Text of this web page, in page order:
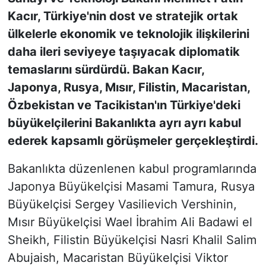
Kacır, Türkiye'nin dost ve stratejik ortak
ülkelerle ekonomik ve teknolojik ilişkilerini
daha ileri seviyeye taşıyacak diplomatik
temaslarını sürdürdü. Bakan Kacır,
Japonya, Rusya, Mısır, Filistin, Macaristan,
Özbekistan ve Tacikistan'ın Türkiye'deki
büyükelçilerini Bakanlıkta ayrı ayrı kabul
ederek kapsamlı görüşmeler gerçekleştirdi.
Bakanlıkta düzenlenen kabul programlarında
Japonya Büyükelçisi Masami Tamura, Rusya
Büyükelçisi Sergey Vasilievich Vershinin,
Mısır Büyükelçisi Wael İbrahim Ali Badawi el
Sheikh, Filistin Büyükelçisi Nasri Khalil Salim
Abujaish, Macaristan Büyükelçisi Viktor
KONGRE HABERLERİ
KONGRE TAKVİMİ
RÖPORTAJLAR
BİYOGRAFİLER